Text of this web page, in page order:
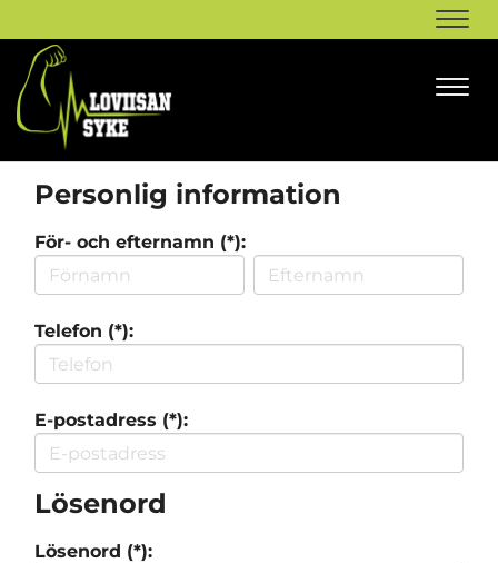
Personlig information
För- och efternamn (*):
Telefon (*):
E-postadress (*):
Lösenord
Lösenord (*):